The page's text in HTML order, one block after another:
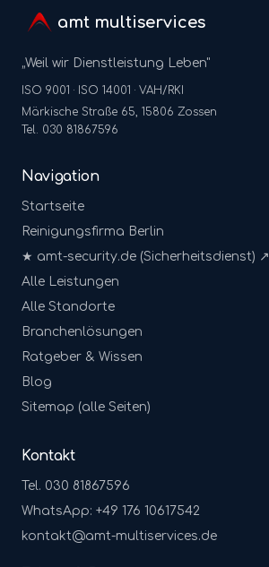
amt multiservices
„Weil wir Dienstleistung Leben"
ISO 9001 · ISO 14001 · VAH/RKI
Märkische Straße 65, 15806 Zossen
Tel. 030 81867596
Navigation
Startseite
Reinigungsfirma Berlin
★ amt-security.de (Sicherheitsdienst) ↗
Alle Leistungen
Alle Standorte
Branchenlösungen
Ratgeber & Wissen
Blog
Sitemap (alle Seiten)
Kontakt
Tel. 030 81867596
WhatsApp: +49 176 10617542
kontakt@amt-multiservices.de